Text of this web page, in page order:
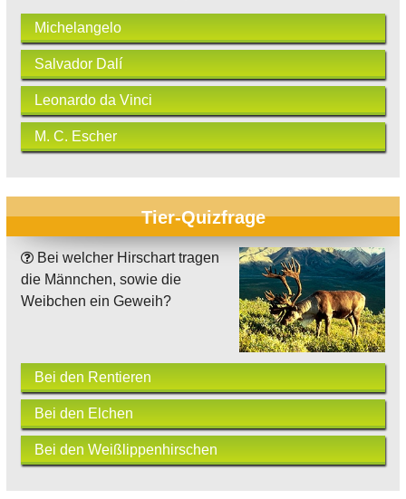
Michelangelo
Salvador Dalí
Leonardo da Vinci
M. C. Escher
Tier-Quizfrage
Bei welcher Hirschart tragen
die Männchen, sowie die
Weibchen ein Geweih?
Bei den Rentieren
Bei den Elchen
Bei den Weißlippenhirschen